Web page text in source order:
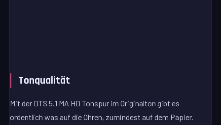
Tonqualität
Mit der DTS 5.1 MA HD Tonspur im Originalton gibt es
ordentlich was auf die Ohren, zumindest auf dem Papier.